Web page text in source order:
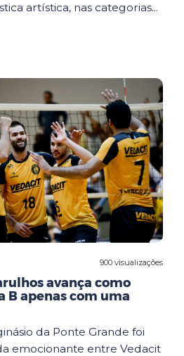
artística, nas categorias...
900 visualizações
avança como
B apenas com uma
da Ponte Grande foi
emocionante entre Vedacit